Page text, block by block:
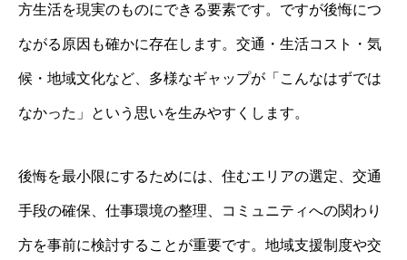
方生活を現実のものにできる要素です。ですが後悔につ
ながる原因も確かに存在します。交通・生活コスト・気
候・地域文化など、多様なギャップが「こんなはずでは
なかった」という思いを生みやすくします。
後悔を最小限にするためには、住むエリアの選定、交通
手段の確保、仕事環境の整理、コミュニティへの関わり
方を事前に検討することが重要です。地域支援制度や交